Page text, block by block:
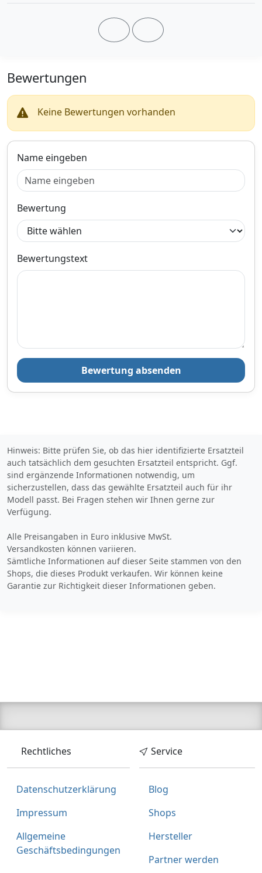
Verkauf und Versand durch
Produktinformationen des Anbieters
Bewertungen
Keine Bewertungen vorhanden
Name eingeben
Bewertung
Bewertungstext
Bewertung absenden
Hinweis: Bitte prüfen Sie, ob das hier identifizierte Ersatzteil
auch tatsächlich dem gesuchten Ersatzteil entspricht. Ggf.
sind ergänzende Informationen notwendig, um
sicherzustellen, dass das gewählte Ersatzteil auch für ihr
Modell passt. Bei Fragen stehen wir Ihnen gerne zur
Verfügung.
Alle Preisangaben in Euro inklusive MwSt.
Versandkosten können variieren.
Sämtliche Informationen auf dieser Seite stammen von den
Shops, die dieses Produkt verkaufen. Wir können keine
Garantie zur Richtigkeit dieser Informationen geben.
Rechtliches
Datenschutzerklärung
Impressum
Allgemeine
Geschäftsbedingungen
Service
Blog
Shops
Hersteller
Partner werden